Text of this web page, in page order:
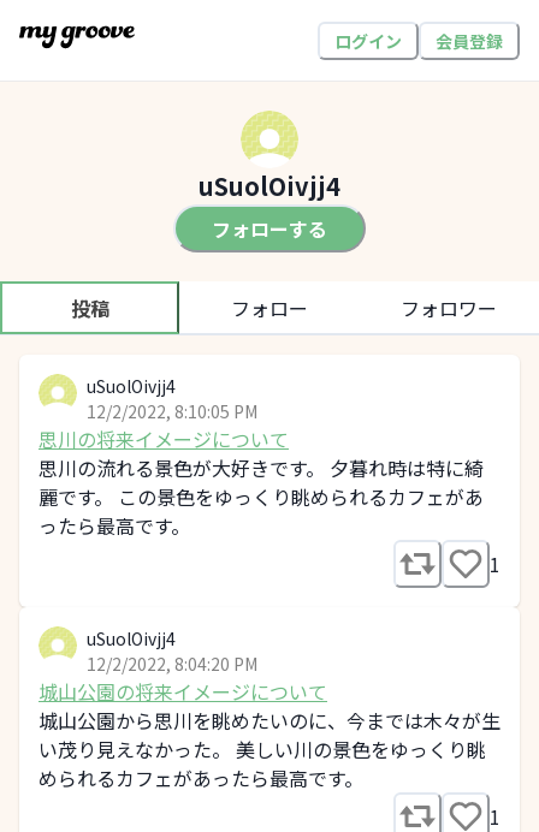
ログイン 会員登録
uSuolOivjj4
フォローする
投稿 フォロー フォロワー
uSuolOivjj4
12/2/2022, 8:10:05 PM
思川の将来イメージについて
思川の流れる景色が大好きです。 夕暮れ時は特に綺
麗です。 この景色をゆっくり眺められるカフェがあ
ったら最高です。
1
uSuolOivjj4
12/2/2022, 8:04:20 PM
城山公園の将来イメージについて
城山公園から思川を眺めたいのに、今までは木々が生
い茂り見えなかった。 美しい川の景色をゆっくり眺
められるカフェがあったら最高です。
1